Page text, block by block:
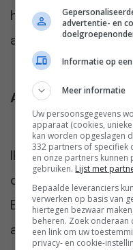
houden van de
aan de
Aanrader
Ik blik met warme
ontspannen en
Babymoon aan alle
aanraden. Het is
advertentie- en
Informatie op
Meer informatie
Uw persoonsgegevens
apparaat (cookies,
kan worden opgeslagen
332 partners of specifiek
en onze partners kunnen
gebruiken. Lijst met
Bepaalde leveranciers
verwerken op basis van
hiertegen bezwaar
beheren. Zoek onderaan
een link om uw
privacy- en cookie-